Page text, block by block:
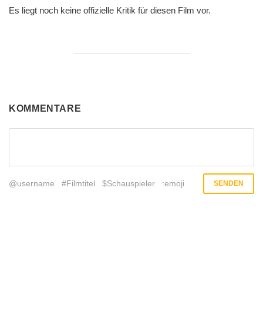
Es liegt noch keine offizielle Kritik für diesen Film vor.
KOMMENTARE
@username #Filmtitel $Schauspieler :emoji